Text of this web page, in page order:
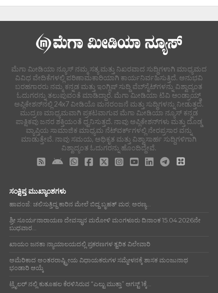
ಮೆಗಾ ಮೀಡಿಯಾ ನ್ಯೂಸ್ ನಮ್ಮ ಸತ್ಯ ಮತ್ತು ನಿಖರವಾದ ಸುದ್ದಿಗಳಾಗಿ ಮಾಧ್ಯಮದ
ವಿವಿಧ ವೇದಿಕೆಗಳಲ್ಲಿ ಪರಿಣಾಮಕಾರಿಯಾಗಿ ಕಾರ್ಯನಿರ್ವಹಿಸುತ್ತಿದೆ. ಅನುಭವಿ
ಬರಹಗಾರರು ನಮ್ಮ ಕನ್ನಡ ಮತ್ತು ಇಂಗ್ಲಿಷ್ ಸುದ್ದಿ ವೆಬ್‌ಸೈಟ್‌ಗಳನ್ನು ವಿಶ್ವಾದ್ಯಂತ
ಓದುಗರನ್ನು ತಲುಪುವಂತೆ ಮಾಡಿದ್ದಾರೆ. ಮೆಗಾ ಮೀಡಿಯಾ ಟಿವಿ ಆಂಡ್ರಾಯ್ಡ್
ಅಪ್ಲಿಕೇಶನ್‌ನಲ್ಲಿ 24x7 ವೀಡಿಯೊ ಮನರಂಜನೆ ಮತ್ತು ಸುದ್ದಿಗಳನ್ನು ನೀಡುತ್ತದೆ.
ಮುದ್ರಣ ಮಾಧ್ಯಮವಾಗಿ ಪ್ರಕಟವಾಗುವ ಮೆಗಾ ಮೀಡಿಯಾ ನ್ಯೂಸ್ ಕನ್ನಡ
ಪಾಕ್ಷಿಕವು ಜನರ ಶಕ್ತಿಯಂತೆ ಧ್ವನಿಸುತ್ತದೆ. ನಾವು ಅಪ್ಲಿಕೇಶನ್‌ಗಳು ಮತ್ತು ದೊಡ್ಡ
ವ್ಯಾಪ್ತಿಯ ಸಾಮಾಜಿಕ ಮಾಧ್ಯಮ ನೆಟ್‌ವರ್ಕ್‌ಗಳಲ್ಲಿ ನೇರಪ್ರಸಾರ ವನ್ನು
ಮಾಡುತ್ತೇವೆ. ನಾವು ಸಮಯ, ಅಧಿಕೃತ ಮತ್ತು ವಿಶ್ವಾಸಾರ್ಹ ಸುದ್ದಿಗಳಿಗಾಗಿ
ವಿಶ್ವಾದ್ಯಂತ ಓದುಗರನ್ನು ಹೊಂದಿದ್ದೇವೆ.
ಸಂಕ್ಷಿಪ್ತ ಮುಖ್ಯಾಂಶಗಳು
ಹಾವಂಜೆ: ಚಲಿಸುತ್ತಿದ್ದ ಕಾರಿನ ಮೇಲೆ ಬಿದ್ದ ಬೃಹತ್ ಮರ; ಅರಣ್ಯ...
ಶ್ರೀ ಸೂರ್ಯನಾರಾಯಣ ದೇವಸ್ಥಾನ ಮರೋಳಿ ಮಂಗಳೂರು ದಿನಾಂಕ 15.04.2026ನೇ
ಬುಧವಾರ...
ಖಾಯಂ ಜನತಾ ನ್ಯಾಯಾಲಯದಲ್ಲಿ ಪ್ರಕರಣಗಳ ತ್ವರಿತ ವಿಲೇವಾರಿ
ಅಮೆರಿಕಾದ ಅಂತರರಾಷ್ಟ್ರೀಯ ವಿಧಾಯಕರುಗಳ ಸಮ್ಮೇಳನಕ್ಕೆ ಶಾಸಕ ಮಂಜುನಾಥ
ಭಂಡಾರಿ ಆಯ್ಕೆ
ಟ್ರೈಲರ್ ನಲ್ಲಿ ಕುತೂಹಲ ಕೆರಳಿಸಿರುವ “ಎಲ್ಟು ಮುತ್ತಾ” ಆಗಸ್ಟ್ 1ಕ್ಕೆ...